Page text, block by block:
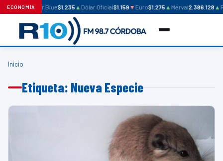
ECONOMÍADólar Blue$1.235▲ Dólar Oficial$1.159▼Euro$1.275▲ Merval2.386.128▲
Inicio
Etiqueta: Nueva Especie